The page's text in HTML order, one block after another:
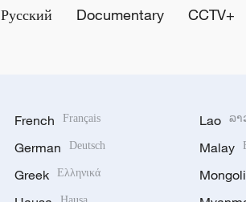
Русский Documentary CCTV+
French Français
German Deutsch
Greek Ελληνικά
Lao ລາ
Malay